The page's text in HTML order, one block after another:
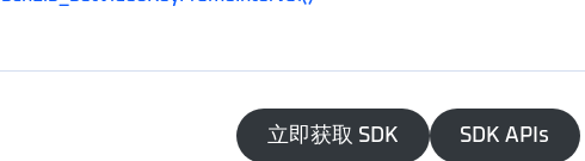
立即获取 SDK SDK APIs